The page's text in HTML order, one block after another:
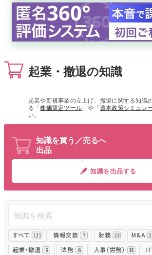
資本政策を無料でお試し
無料でアンケート
匿名360°評価
ちょこっと相談とは？
新規会員登録
ログイン
起業・撤退の知識
起業や新規事業の立上げ、撤退に関する知識
る「株価算定ツール 」や「 資本政策シミュレ
い。
知識を買う／売るへ
出品
知識を出品する
すべて 121 情報交換 7 財務 23 M&A
起業・撤退 9 法務 6 人事（労務） 18 IT